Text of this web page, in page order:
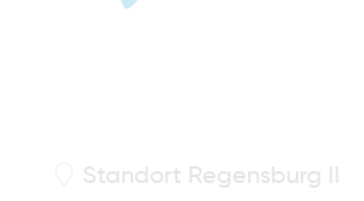
Standort Regensburg II